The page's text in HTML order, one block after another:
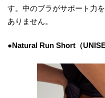
す。中のブラがサポート力
ありません。
●Natural Run Short（